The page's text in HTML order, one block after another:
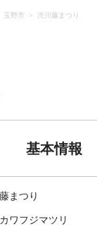
玉野市 渋川藤まつり
基本情報
まつり
ワフジマツリ